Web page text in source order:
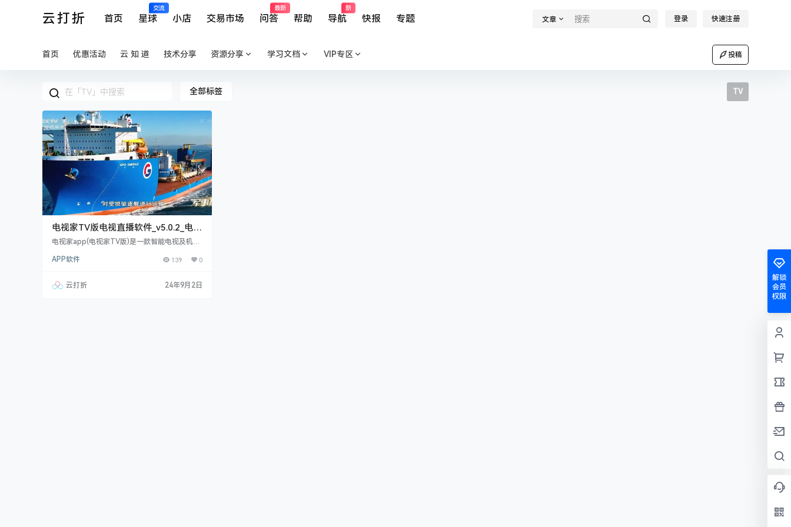
云打折 首页 星球
交流
小店 交易市场 问答
最新
帮助 导航
新
快报 专题 文章 登录 快速注册
首页 优惠活动 云 知 道 技术分享 资源分享 学习文档 VIP专区 投稿
全部标签 TV
电视家TV版电视直播软件_v5.0.2_电视
家2024
电视家app(电视家TV版)是一款智能电视及机顶
频道,经典电影专栏等.电视家电视版2024,支持直
自建频道自定义分享码. 如果使用原始比例播放
有个小BUG，就是第一次选择电视台的时候，背
APP软件 139 0
云打折 24年9月2日
解锁
会员
权限